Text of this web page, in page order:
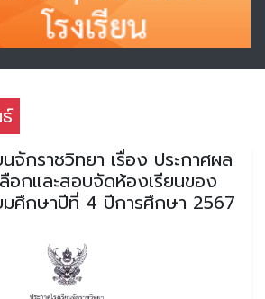
นจักราชวิทยา เรื่อง ประกาศผล
อกและสอบจัดห้องเรียนของ
มศึกษาปีที่ 4 ปีการศึกษา 2567